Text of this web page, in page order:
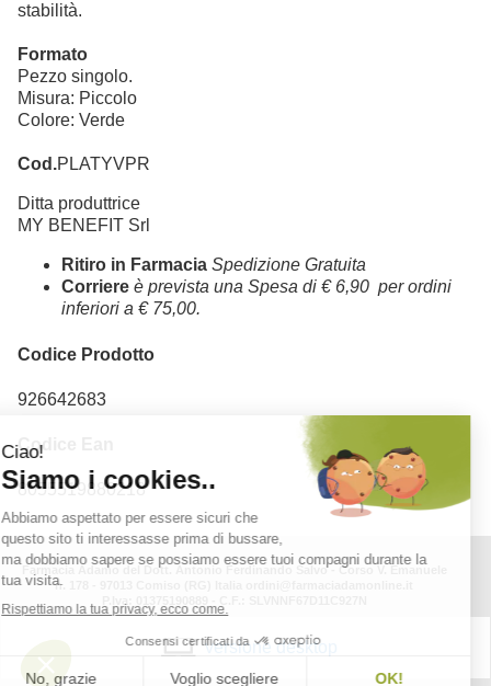
stabilità.
Formato
Pezzo singolo.
Misura: Piccolo
Colore: Verde
Cod.PLATYVPR
Ditta produttrice
MY BENEFIT Srl
Ritiro in Farmacia Spedizione Gratuita
Corriere è prevista una Spesa di € 6,90 per ordini
inferiori a € 75,00.
Codice Prodotto
926642683
Codice Ean
8055519880218
Farmacia Adamo del Dott. Antonio Ferdinando Salvo - Corso V. Emanuele
n. 178 - 97013 Comiso (RG) Italia ordini@farmaciadamonline.it
versione desktop